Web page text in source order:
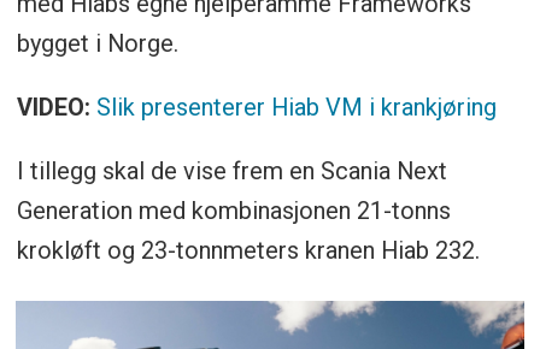
bygget i Norge.
VIDEO: Slik presenterer Hiab VM i krankjøring
I tillegg skal de vise frem en Scania Next
Generation med kombinasjonen 21-tonns
krokløft og 23-tonnmeters kranen Hiab 232.